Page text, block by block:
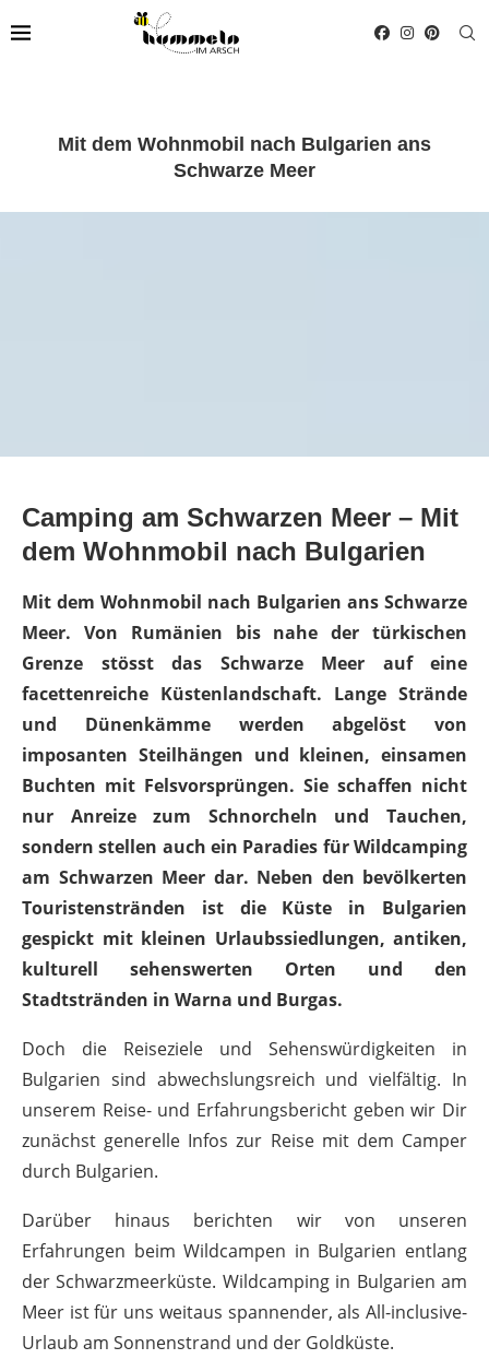
Mit dem Wohnmobil nach Bulgarien ans
Schwarze Meer
Camping am Schwarzen Meer – Mit
dem Wohnmobil nach Bulgarien
Mit dem Wohnmobil nach Bulgarien ans Schwarze
Meer. Von Rumänien bis nahe der türkischen
Grenze stösst das Schwarze Meer auf eine
facettenreiche Küstenlandschaft. Lange Strände
und Dünenkämme werden abgelöst von
imposanten Steilhängen und kleinen, einsamen
Buchten mit Felsvorsprüngen. Sie schaffen nicht
nur Anreize zum Schnorcheln und Tauchen,
sondern stellen auch ein Paradies für Wildcamping
am Schwarzen Meer dar. Neben den bevölkerten
Touristenstränden ist die Küste in Bulgarien
gespickt mit kleinen Urlaubssiedlungen, antiken,
kulturell sehenswerten Orten und den
Stadtstränden in Warna und Burgas.
Doch die Reiseziele und Sehenswürdigkeiten in
Bulgarien sind abwechslungsreich und vielfältig. In
unserem Reise- und Erfahrungsbericht geben wir Dir
zunächst generelle Infos zur Reise mit dem Camper
durch Bulgarien.
Darüber hinaus berichten wir von unseren
Erfahrungen beim Wildcampen in Bulgarien entlang
der Schwarzmeerküste. Wildcamping in Bulgarien am
Meer ist für uns weitaus spannender, als All-inclusive-
Urlaub am Sonnenstrand und der Goldküste.